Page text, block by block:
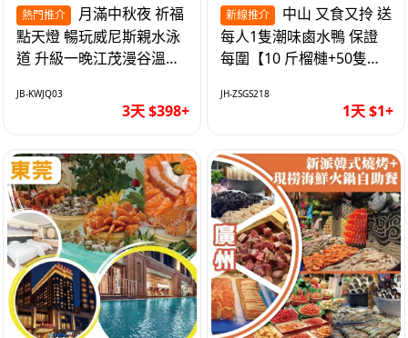
熱門推介
點天燈 暢玩威尼斯親水泳
道 升級一晚江茂漫谷溫泉
純玩3天
JB-KWJQ03
3天 $398+
新線推介
每人1隻潮味鹵水鴨 保證
每圍【10 斤榴槤+50隻湛
1天
JH-ZSGS218
1天 $1+